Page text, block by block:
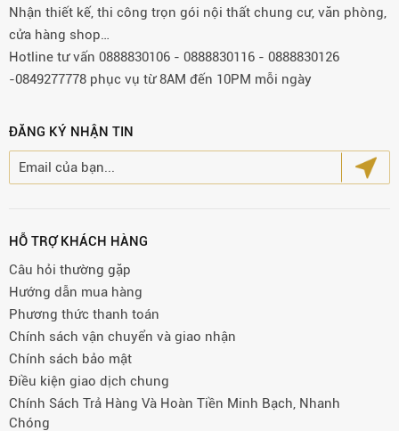
Nhận thiết kế, thi công trọn gói nội thất chung cư, văn phòng,
cửa hàng shop…
Hotline tư vấn 0888830106 - 0888830116 - 0888830126
-0849277778 phục vụ từ 8AM đến 10PM mỗi ngày
ĐĂNG KÝ NHẬN TIN
HỖ TRỢ KHÁCH HÀNG
Câu hỏi thường gặp
Hướng dẫn mua hàng
Phương thức thanh toán
Chính sách vận chuyển và giao nhận
Chính sách bảo mật
Điều kiện giao dịch chung
Chính Sách Trả Hàng Và Hoàn Tiền Minh Bạch, Nhanh
Chóng